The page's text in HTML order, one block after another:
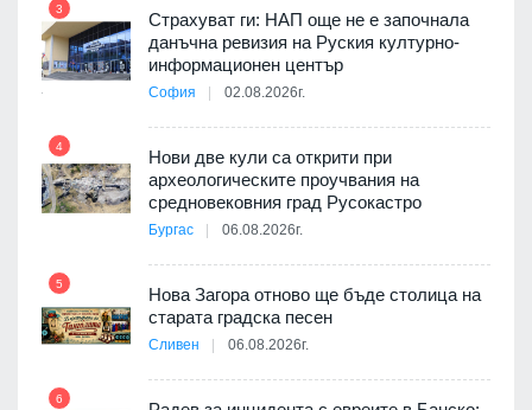
3
Страхуват ги: НАП още не е започнала
данъчна ревизия на Руския културно-
информационен център
София 02.08.2026г.
4
Нови две кули са открити при
археологическите проучвания на
средновековния град Русокастро
Бургас 06.08.2026г.
5
Нова Загора отново ще бъде столица на
старата градска песен
Сливен 06.08.2026г.
6